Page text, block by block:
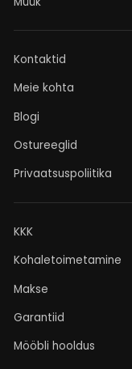
Kontaktid
Meie kohta
Blogi
Ostureeglid
Privaatsuspoliitika
KKK
Kohaletoimetamine
Makse
Garantiid
Mööbli hooldus